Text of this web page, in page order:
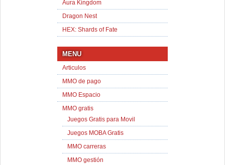
Aura Kingdom
Dragon Nest
HEX: Shards of Fate
MENU
Articulos
MMO de pago
MMO Espacio
MMO gratis
Juegos Gratis para Movil
Juegos MOBA Gratis
MMO carreras
MMO gestión